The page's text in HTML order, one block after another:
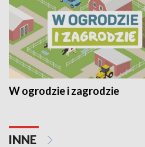
W ogrodzie i zagrodzie
INNE